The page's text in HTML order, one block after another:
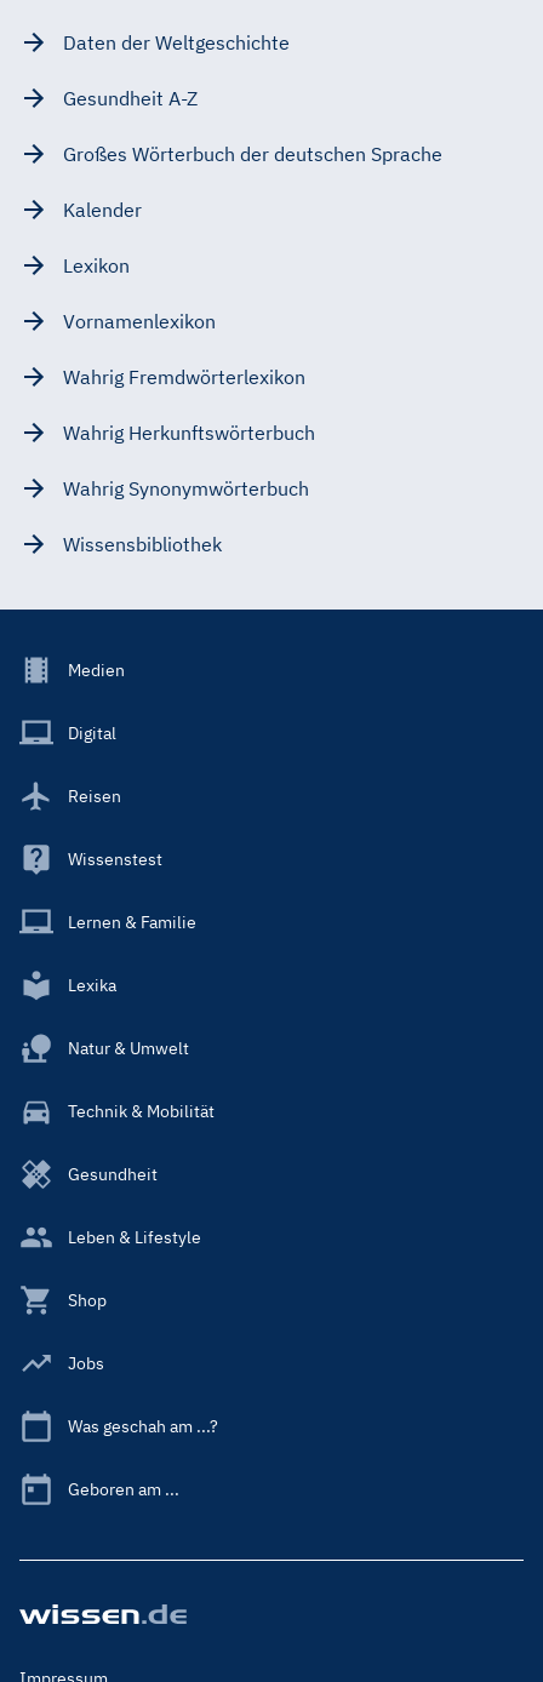
Daten der Weltgeschichte
Gesundheit A-Z
Großes Wörterbuch der deutschen Sprache
Kalender
Lexikon
Vornamenlexikon
Wahrig Fremdwörterlexikon
Wahrig Herkunftswörterbuch
Wahrig Synonymwörterbuch
Wissensbibliothek
Footer
Main
Medien
Digital
Reisen
Wissenstest
Lernen & Familie
Lexika
Natur & Umwelt
Technik & Mobilität
Gesundheit
Leben & Lifestyle
Shop
Jobs
Was geschah am ...?
Geboren am ...
Footer